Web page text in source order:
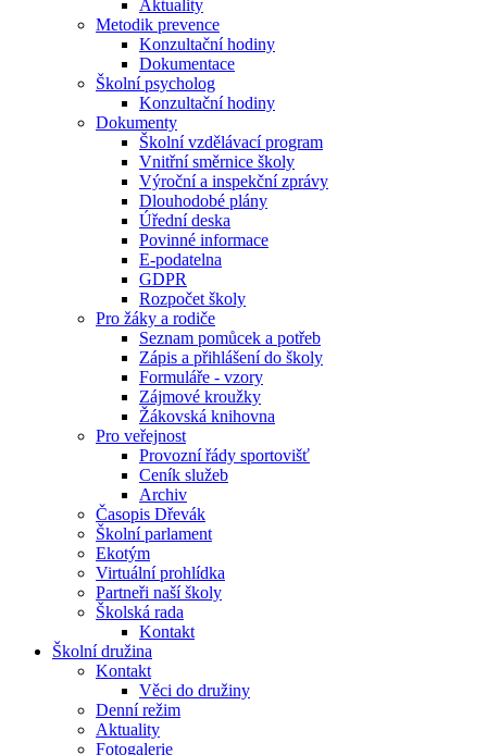
Aktuality
Metodik prevence
Konzultační hodiny
Dokumentace
Školní psycholog
Konzultační hodiny
Dokumenty
Školní vzdělávací program
Vnitřní směrnice školy
Výroční a inspekční zprávy
Dlouhodobé plány
Úřední deska
Povinné informace
E-podatelna
GDPR
Rozpočet školy
Pro žáky a rodiče
Seznam pomůcek a potřeb
Zápis a přihlášení do školy
Formuláře - vzory
Zájmové kroužky
Žákovská knihovna
Pro veřejnost
Provozní řády sportovišť
Ceník služeb
Archiv
Časopis Dřevák
Školní parlament
Ekotým
Virtuální prohlídka
Partneři naší školy
Školská rada
Kontakt
Školní družina
Kontakt
Věci do družiny
Denní režim
Aktuality
Fotogalerie